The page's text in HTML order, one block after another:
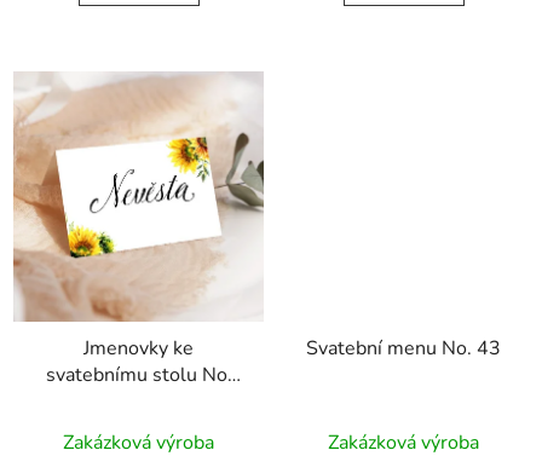
Jmenovky ke
svatebnímu stolu No.
Zakázková výroba
Svatební menu No. 43
Zakázková výroba